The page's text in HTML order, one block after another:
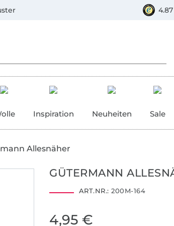
Inspiration Neuheiten Sale
Allesnäher
GÜTERMANN
ART.NR.: 200M-164
4,95 €
Kauf auf Rechnung, Vorkasse